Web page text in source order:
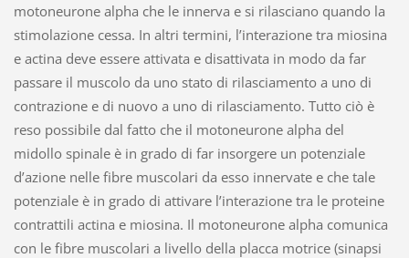
motoneurone alpha che le innerva e si rilasciano quando la
stimolazione cessa. In altri termini, l’interazione tra miosina
e actina deve essere attivata e disattivata in modo da far
passare il muscolo da uno stato di rilasciamento a uno di
contrazione e di nuovo a uno di rilasciamento. Tutto ciò è
reso possibile dal fatto che il motoneurone alpha del
midollo spinale è in grado di far insorgere un potenziale
d’azione nelle fibre muscolari da esso innervate e che tale
potenziale è in grado di attivare l’interazione tra le proteine
contrattili actina e miosina. Il motoneurone alpha comunica
con le fibre muscolari a livello della placca motrice (sinapsi